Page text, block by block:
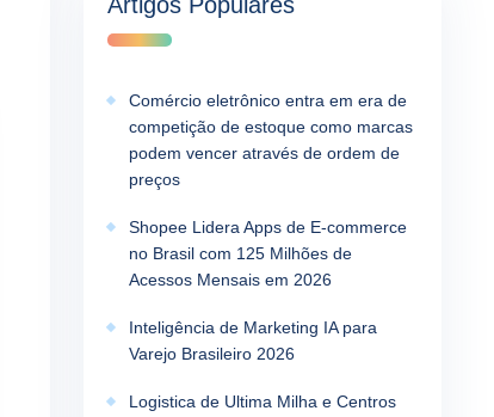
Comércio eletrônico entra em era de
competição de estoque como marcas
podem vencer através de ordem de
preços
Shopee Lidera Apps de E-commerce
no Brasil com 125 Milhões de
Acessos Mensais em 2026
Inteligência de Marketing IA para
Varejo Brasileiro 2026
Logistica de Ultima Milha e Centros